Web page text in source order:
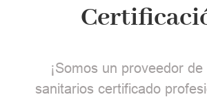
¡Somos un proveedor
sanitarios certificado